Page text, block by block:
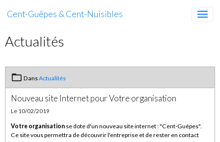
Cent-Guêpes & Cent-Nuisibles
Actualités
DansActualités
Nouveau site Internet pour Votre organisation
Le 10/02/2019
Votre organisationse dote d'un nouveau site internet : "Cent-Guêpes".
Ce site vous permettra de découvrir l'entreprise et de rester en contact